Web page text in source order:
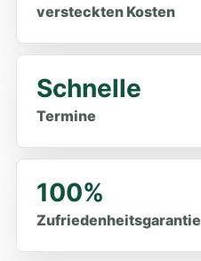
versteckten Kosten
Schnelle
Termine
100%
Zufriedenheitsgarantie